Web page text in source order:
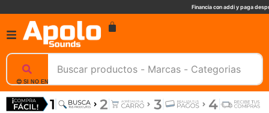
Financia con addi y paga
😊 SI NO ENCUENTRAS UN PRODUCTO, NOSOTROS TE AYUDAMOS, ESCRIBENOS. 📲